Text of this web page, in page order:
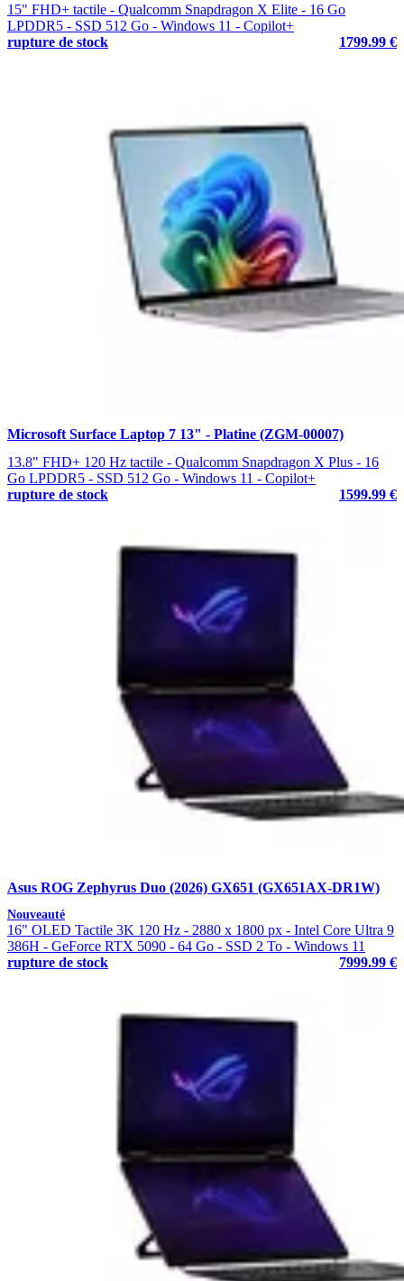
15" FHD+ tactile - Qualcomm Snapdragon X Elite - 16 Go
LPDDR5 - SSD 512 Go - Windows 11 - Copilot+
rupture de stock
1799.99 €
Microsoft Surface Laptop 7 13" - Platine (ZGM-00007)
13.8" FHD+ 120 Hz tactile - Qualcomm Snapdragon X Plus - 16
Go LPDDR5 - SSD 512 Go - Windows 11 - Copilot+
rupture de stock
1599.99 €
Asus ROG Zephyrus Duo (2026) GX651 (GX651AX-DR1W)
Nouveauté
16" OLED Tactile 3K 120 Hz - 2880 x 1800 px - Intel Core Ultra 9
386H - GeForce RTX 5090 - 64 Go - SSD 2 To - Windows 11
rupture de stock
7999.99 €